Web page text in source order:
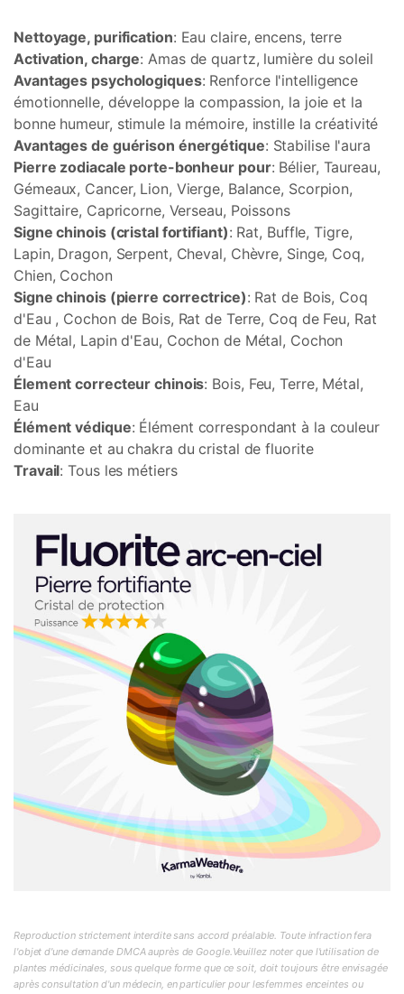
Nettoyage, purification: Eau claire, encens, terre
Activation, charge: Amas de quartz, lumière du soleil
Avantages psychologiques: Renforce l'intelligence
émotionnelle, développe la compassion, la joie et la
bonne humeur, stimule la mémoire, instille la créativité
Avantages de guérison énergétique: Stabilise l'aura
Pierre zodiacale porte-bonheur pour: Bélier, Taureau,
Gémeaux, Cancer, Lion, Vierge, Balance, Scorpion,
Sagittaire, Capricorne, Verseau, Poissons
Signe chinois (cristal fortifiant): Rat, Buffle, Tigre,
Lapin, Dragon, Serpent, Cheval, Chèvre, Singe, Coq,
Chien, Cochon
Signe chinois (pierre correctrice): Rat de Bois, Coq
d'Eau , Cochon de Bois, Rat de Terre, Coq de Feu, Rat
de Métal, Lapin d'Eau, Cochon de Métal, Cochon
d'Eau
Élement correcteur chinois: Bois, Feu, Terre, Métal,
Eau
Élément védique: Élément correspondant à la couleur
dominante et au chakra du cristal de fluorite
Travail: Tous les métiers
Reproduction strictement interdite sans accord préalable. Toute infraction fera
l'objet d'une demande DMCA auprès de Google.Veuillez noter que l'utilisation de
plantes médicinales, sous quelque forme que ce soit, doit toujours être envisagée
après consultation d'un médecin, en particulier pour lesfemmes enceintes ou